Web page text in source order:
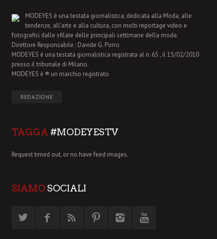
MODEYES è una testata giornalistica, dedicata alla Moda, alle
tendenze, all'arte e alla cultura, con molti reportage video e
fotografici dalle sfilate delle principali settimane della moda.
Direttore Responsabile : Davide G. Porro
MODEYES è una testata giornalistica registrata al n. 65 , il 15/02/2010
presso il tribunale di Milano.
MODEYES è ® un marchio registrato
REDAZIONE
TAGGA #MODEYESTV
Request timed out, or no have feed images.
SIAMO SOCIALI